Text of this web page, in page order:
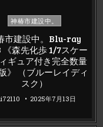
Posted
神椿市建設中。
市建設中。Blu-ray
《森先化歩 1/7スケー
ギュア付き完全数量
》 （ブルーレイディ
スク）
2025年7月13日